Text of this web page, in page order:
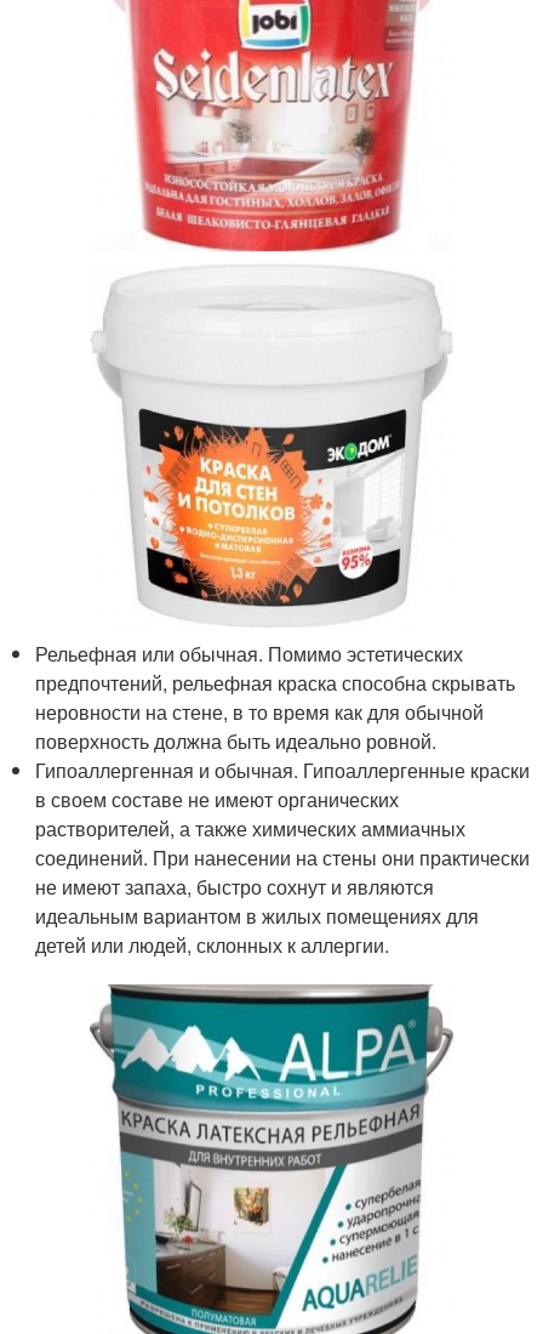
Рельефная или обычная. Помимо эстетических
предпочтений, рельефная краска способна скрывать
неровности на стене, в то время как для обычной
поверхность должна быть идеально ровной.
Гипоаллергенная и обычная. Гипоаллергенные краски
в своем составе не имеют органических
растворителей, а также химических аммиачных
соединений. При нанесении на стены они практически
не имеют запаха, быстро сохнут и являются
идеальным вариантом в жилых помещениях для
детей или людей, склонных к аллергии.